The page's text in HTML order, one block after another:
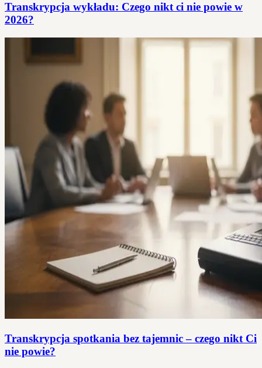
Transkrypcja wykładu: Czego nikt ci nie powie w
2026?
Transkrypcja spotkania bez tajemnic – czego nikt Ci
nie powie?